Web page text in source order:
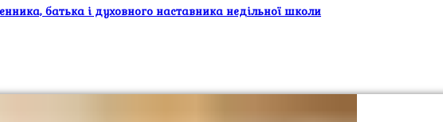
батька і духовного наставника недільної школи